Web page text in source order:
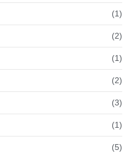
(1)
(2)
(1)
(2)
(3)
(1)
(5)